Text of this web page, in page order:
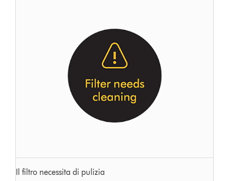
Il filtro necessita di pulizia